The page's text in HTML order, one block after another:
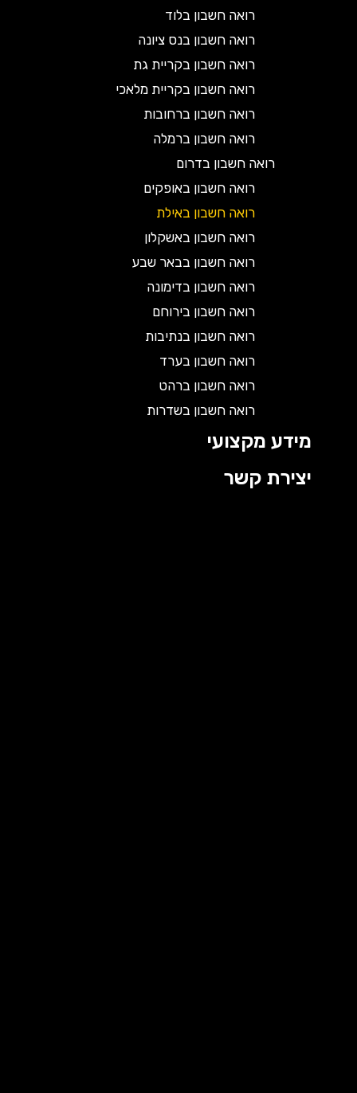
רואה חשבון בלוד
רואה חשבון בנס ציונה
רואה חשבון בקריית גת
רואה חשבון בקריית מלאכי
רואה חשבון ברחובות
רואה חשבון ברמלה
רואה חשבון בדרום
רואה חשבון באופקים
רואה חשבון באילת
רואה חשבון באשקלון
רואה חשבון בבאר שבע
רואה חשבון בדימונה
רואה חשבון בירוחם
רואה חשבון בנתיבות
רואה חשבון בערד
רואה חשבון ברהט
רואה חשבון בשדרות
מידע מקצועי
יצירת קשר